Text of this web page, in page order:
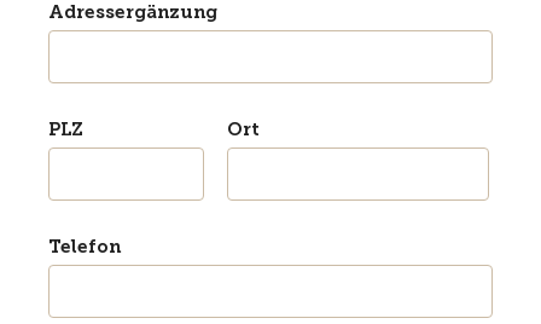
Adressergänzung
PLZ Ort
Telefon